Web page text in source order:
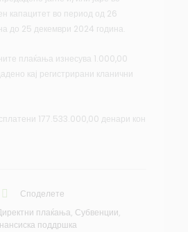
капацитет во период од 26
до 25 декември 2024 година.
плаќања изнесува 1.000,00
кај регистрирани кланични
177.533.000,00 денари кон
Споделете
плаќања, Субвенции,
поддршка